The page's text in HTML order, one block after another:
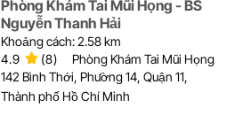
Phòng Khám Tai Mũi Họng - BS
Nguyễn Thanh Hải
Khoảng cách: 2.58 km
4.9
(8)
Phòng Khám Tai Mũi Họng
142 Bình Thới, Phường 14, Quận 11,
Thành phố Hồ Chí Minh